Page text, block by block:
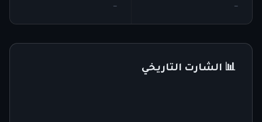
—
—
📊 الشارت التاريخي